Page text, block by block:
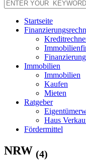
Startseite
Immobilien
Immobilien
Kaufen
Mieten
Ratgeber
Haus
Fördermittel
NRW (4)